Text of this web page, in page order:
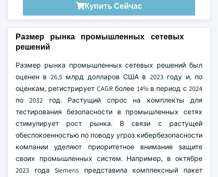
Купить Сейчас
Размер рынка промышленных сетевых
решений
Размер рынка промышленных сетевых решений был
оценен в 26,5 млрд долларов США в 2023 году и, по
оценкам, регистрирует CAGR более 14% в период с 2024
по 2032 год. Растущий спрос на комплекты для
тестирования безопасности в промышленных сетях
стимулирует рост рынка. В связи с растущей
обеспокоенностью по поводу угроз кибербезопасности
компании уделяют приоритетное внимание защите
своих промышленных систем. Например, в октябре
2023 года Siemens представила комплексный пакет